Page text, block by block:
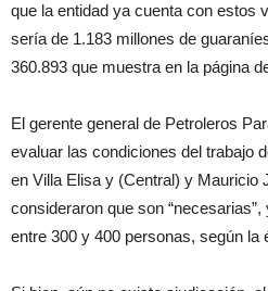
que la entidad ya cuenta con estos
sería de 1.183 millones de
360.893 que muestra en la página
El gerente general de Petroleros
evaluar las condiciones del trabajo
en Villa Elisa y (Central) y Mauricio
consideraron que son
entre 300 y 400 personas, según la